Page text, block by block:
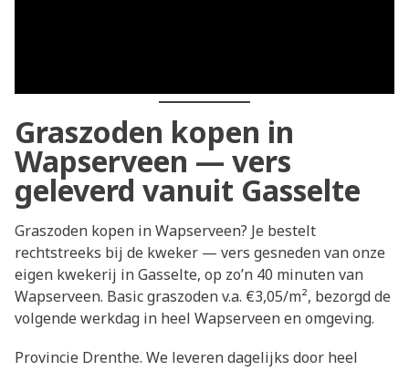
Graszoden kopen in
Wapserveen — vers
geleverd vanuit Gasselte
Graszoden kopen in Wapserveen? Je bestelt
rechtstreeks bij de kweker — vers gesneden van onze
eigen kwekerij in Gasselte, op zo’n 40 minuten van
Wapserveen. Basic graszoden v.a. €3,05/m², bezorgd de
volgende werkdag in heel Wapserveen en omgeving.
Provincie Drenthe. We leveren dagelijks door heel